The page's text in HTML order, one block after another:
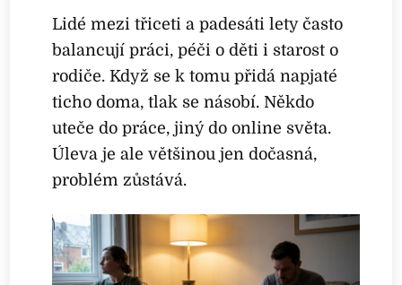
Lidé mezi třiceti a padesáti lety často
balancují práci, péči o děti i starost o
rodiče. Když se k tomu přidá napjaté
ticho doma, tlak se násobí. Někdo
uteče do práce, jiný do online světa.
Úleva je ale většinou jen dočasná,
problém zůstává.